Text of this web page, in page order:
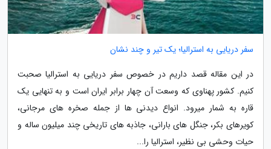
سفر دریایی به استرالیا؛ یک تیر و چند نشان
در این مقاله قصد داریم در خصوص سفر دریایی به استرالیا صحبت
کنیم. کشور پهناوی که وسعت آن چهار برابر ایران است و به تنهایی یک
قاره به شمار میرود. انواع دیدنی ها از جمله صخره های مرجانی،
کویرهای بکر، جنگل های بارانی، جاذبه های تاریخی چند میلیون ساله و
حیات وحشی بی نظیر، استرالیا را...